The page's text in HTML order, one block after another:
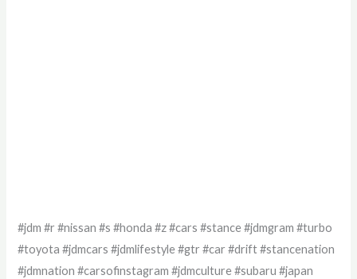
#jdm #r #nissan #s #honda #z #cars #stance #jdmgram #turbo
#toyota #jdmcars #jdmlifestyle #gtr #car #drift #stancenation
#jdmnation #carsofinstagram #jdmculture #subaru #japan